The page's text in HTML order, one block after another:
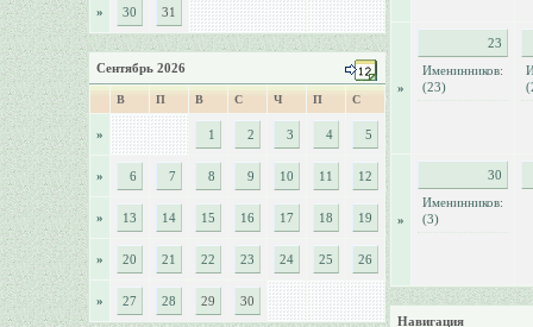
» 30 31
Сентябрь 2026
В П В С Ч П С
» 1 2 3 4 5
» 6 7 8 9 10 11 12
» 13 14 15 16 17 18 19
» 20 21 22 23 24 25 26
» 27 28 29 30
»
23
Именинников:
(23)
»
30
Именинников:
(3)
Навигация